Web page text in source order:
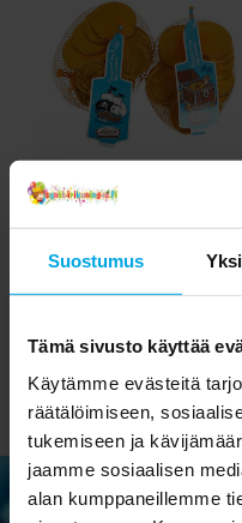
Suostumus
Tämä sivusto käyttää
Käytämme evästeitä
räätälöimiseen,
tukemiseen ja
jaamme sosiaalisen
alan kumppaneillemme
Suklaa kultaraha 15 kpl
Hinta:
3,49 €